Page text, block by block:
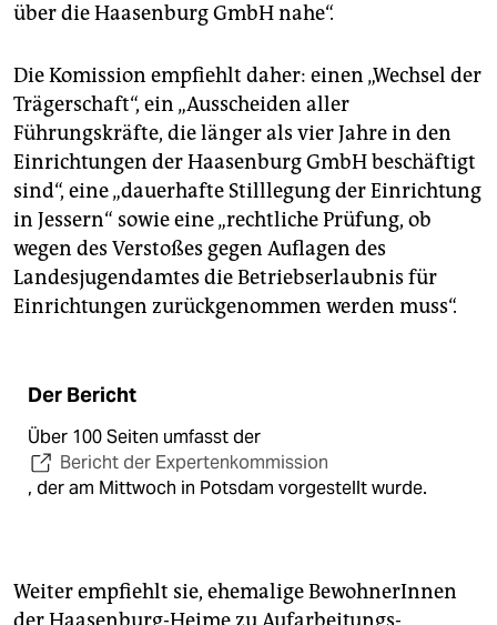
über die Haasenburg GmbH nahe“.
Die Komission empfiehlt daher: einen „Wechsel der
Trägerschaft“, ein „Ausscheiden aller
Führungskräfte, die länger als vier Jahre in den
Einrichtungen der Haasenburg GmbH beschäftigt
sind“, eine „dauerhafte Stilllegung der Einrichtung
in Jessern“ sowie eine „rechtliche Prüfung, ob
wegen des Verstoßes gegen Auflagen des
Landesjugendamtes die Betriebserlaubnis für
Einrichtungen zurückgenommen werden muss“.
Der Bericht
Über 100 Seiten umfasst der
Bericht der Expertenkommission
, der am Mittwoch in Potsdam vorgestellt wurde.
Weiter empfiehlt sie, ehemalige BewohnerInnen